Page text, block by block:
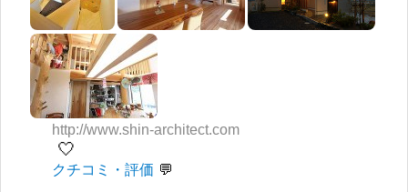
http://www.shin-architect.com
🤍
クチコミ・評価